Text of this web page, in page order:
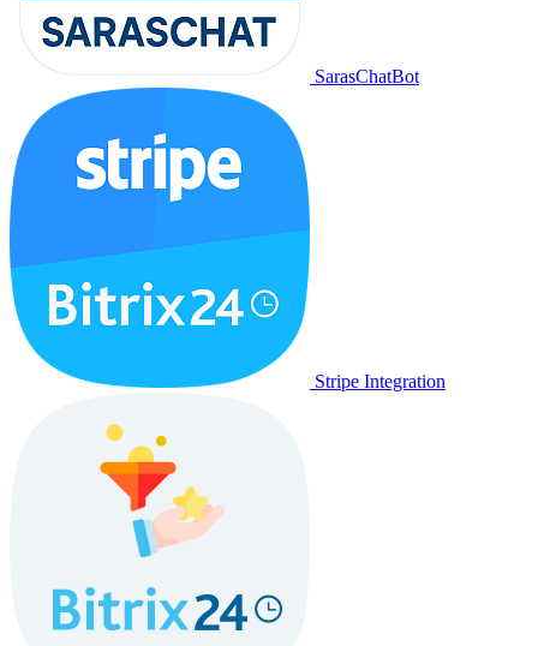
SarasChatBot
Stripe Integration